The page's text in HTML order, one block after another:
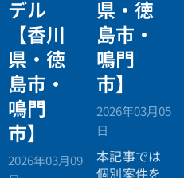
デル
【香川
県・徳
島市・
鳴門
市】
2026年03月09
県・徳
島市・
鳴門
市】
2026年03月05
日
本記事では
個別案件を